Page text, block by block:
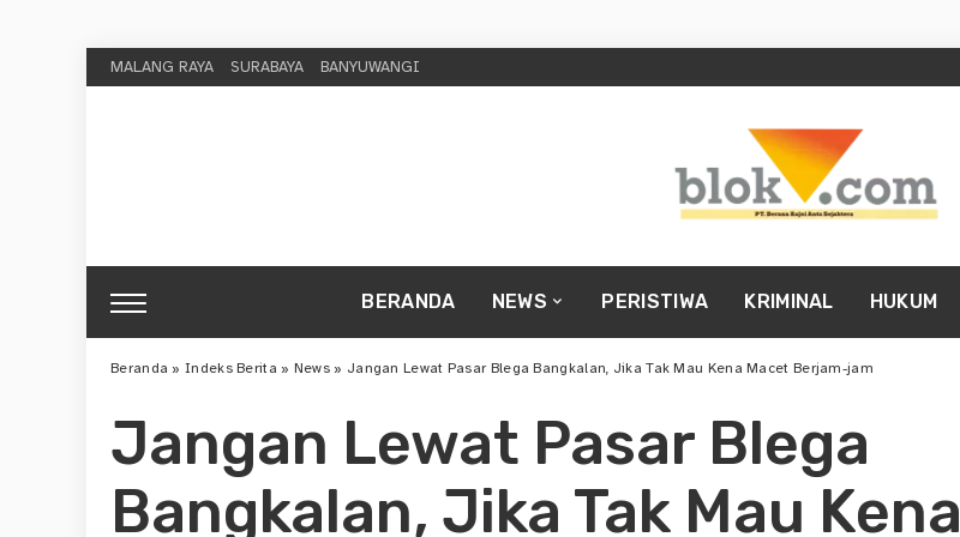
MALANG RAYA SURABAYA BANYUWANGI
BERANDA NEWS PERISTIWA KRIMINAL HUKUM
Beranda »Indeks Berita » News » Jangan Lewat Pasar Blega Bangkalan, Jika Tak Mau Kena Macet Berjam-jam
Jangan Lewat Pasar Blega
Bangkalan, Jika Tak Mau Kena